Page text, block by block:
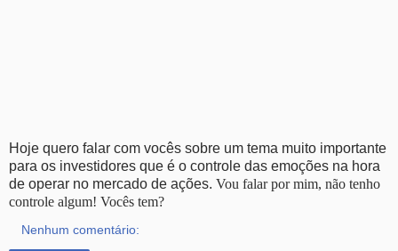
Hoje quero falar com vocês sobre um tema muito importante
para os investidores que é o controle das emoções na hora
de operar no mercado de ações. Vou falar por mim, não tenho
controle algum! Vocês tem?
Nenhum comentário: